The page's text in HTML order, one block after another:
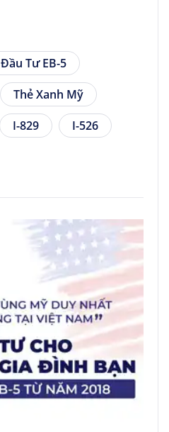
Đầu Tư EB-5
Thẻ Xanh Mỹ
I-829
I-526